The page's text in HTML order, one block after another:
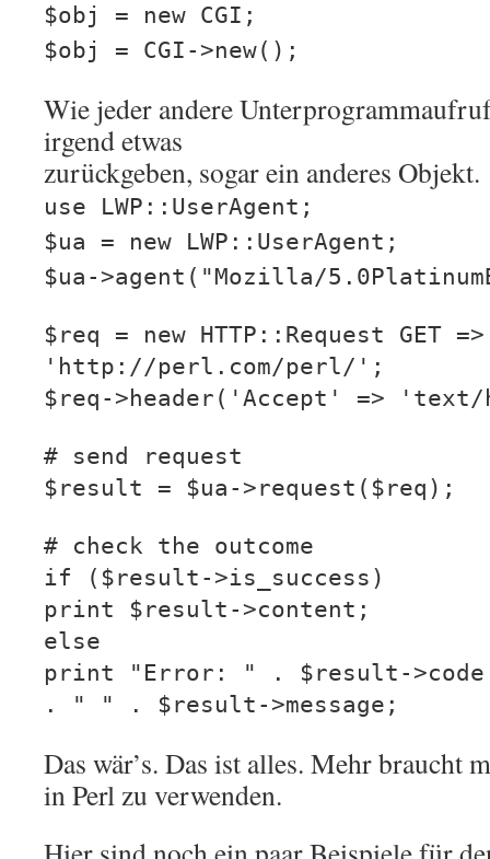
$obj = new CGI;
$obj = CGI->new();
Wie jeder andere
irgend etwas
zurückgeben, sogar ein anderes Objekt.
use LWP::UserAgent;
$ua = new LWP::UserAgent;
$ua->agent("Mozilla/
$req = new HTTP::Request GET =>
'http://perl.com/perl/';
$req->header('Accept' =>
# send request
$result = $ua->request($req);
# check the outcome
if ($result->is_success)
print $result->content;
else
print "Error: " . $result->code
. " " . $result->message;
Das wär’s. Das ist alles. Mehr braucht
in Perl zu verwenden.